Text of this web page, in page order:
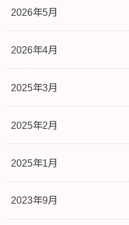
2026年5月
2026年4月
2025年3月
2025年2月
2025年1月
2023年9月